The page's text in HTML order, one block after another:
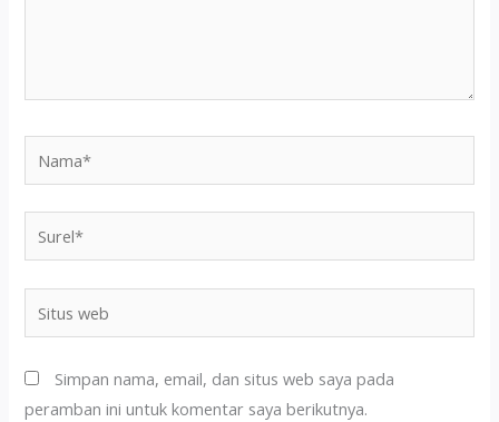
Simpan nama, email, dan situs web saya pada
peramban ini untuk komentar saya berikutnya.